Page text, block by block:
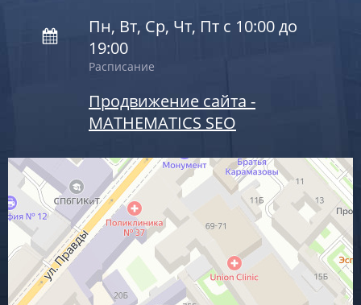
Пн, Вт, Ср, Чт, Пт с 10:00 до
19:00
Расписание
Продвижение сайта -
MATHEMATICS SEO